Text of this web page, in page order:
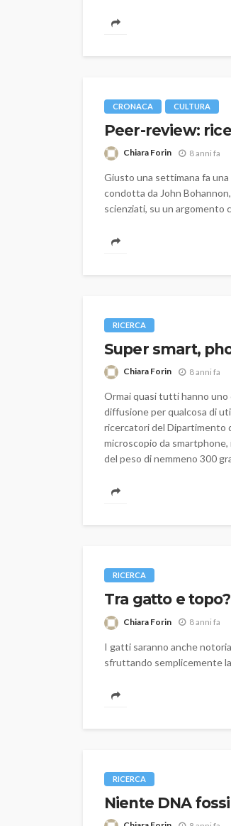
CRONACA CULTURA
Peer-review:
Chiara Forin 8 anni fa
Giusto una settimana fa
condotta da John
scienziati, su un argomento
RICERCA
Super smart,
Chiara Forin 8 anni fa
Ormai quasi tutti hanno
diffusione per qualcosa di
ricercatori del Dipartimento
microscopio da
del peso di nemmeno 300
RICERCA
Tra gatto e
Chiara Forin 8 anni fa
I gatti saranno anche
sfruttando semplicemente
RICERCA
Niente DNA